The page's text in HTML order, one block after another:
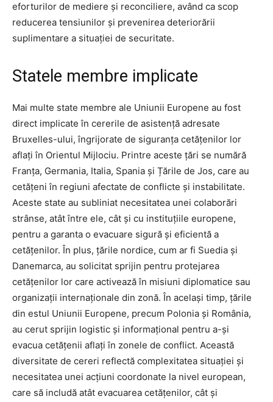
eforturilor de mediere și reconciliere, având ca scop
reducerea tensiunilor și prevenirea deteriorării
suplimentare a situației de securitate.
Statele membre implicate
Mai multe state membre ale Uniunii Europene au fost
direct implicate în cererile de asistență adresate
Bruxelles-ului, îngrijorate de siguranța cetățenilor lor
aflați în Orientul Mijlociu. Printre aceste țări se numără
Franța, Germania, Italia, Spania și Țările de Jos, care au
cetățeni în regiuni afectate de conflicte și instabilitate.
Aceste state au subliniat necesitatea unei colaborări
strânse, atât între ele, cât și cu instituțiile europene,
pentru a garanta o evacuare sigură și eficientă a
cetățenilor. În plus, țările nordice, cum ar fi Suedia și
Danemarca, au solicitat sprijin pentru protejarea
cetățenilor lor care activează în misiuni diplomatice sau
organizații internaționale din zonă. În același timp, țările
din estul Uniunii Europene, precum Polonia și România,
au cerut sprijin logistic și informațional pentru a-și
evacua cetățenii aflați în zonele de conflict. Această
diversitate de cereri reflectă complexitatea situației și
necesitatea unei acțiuni coordonate la nivel european,
care să includă atât evacuarea cetățenilor, cât și